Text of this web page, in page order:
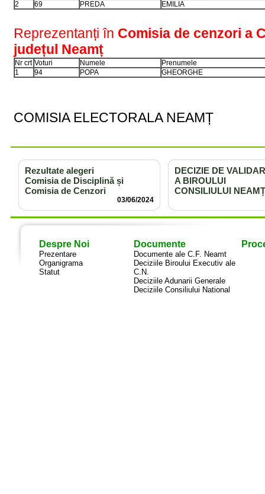
2
69 PREDA EMILIA
Reprezentanți în Comisia de cenzori a
județul Neamț
Nr crt Voturi Numele
Prenumele
1
94 POPA GHEORGHE
COMISIA ELECTORALA NEAMȚ
Rezultate alegeri
Comisia de Disciplină și
Comisia de Cenzori
03/06/2024
DECIZIE DE
A BIROULUI
CONSILIULUI NEAMȚ
Despre Noi
Prezentare
Organigrama
Statut
Documente
Documente ale C.F. Neamt
Deciziile Biroului Executiv ale
C.N.
Deciziile Adunarii Generale
Deciziile Consiliului National